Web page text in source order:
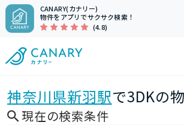
CANARY(カナリー)
物件をアプリでサクサク検索！
(4.8)
神奈川県新羽駅で3DKの
現在の検索条件